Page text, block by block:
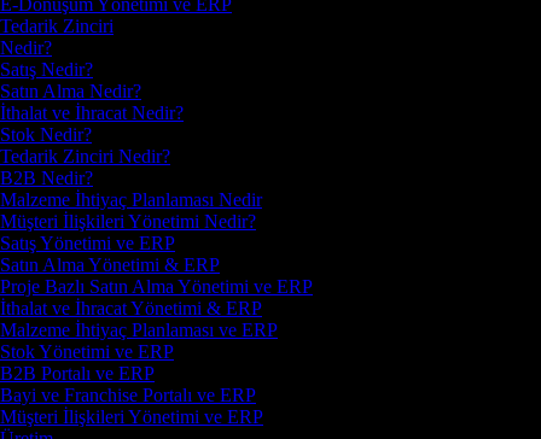
E-Dönüşüm Yönetimi ve ERP
Tedarik Zinciri
Nedir?
Satış Nedir?
Satın Alma Nedir?
İthalat ve İhracat Nedir?
Stok Nedir?
Tedarik Zinciri Nedir?
B2B Nedir?
Malzeme İhtiyaç Planlaması Nedir
Müşteri İlişkileri Yönetimi Nedir?
Satış Yönetimi ve ERP
Satın Alma Yönetimi & ERP
Proje Bazlı Satın Alma Yönetimi ve ERP
İthalat ve İhracat Yönetimi & ERP
Malzeme İhtiyaç Planlaması ve ERP
Stok Yönetimi ve ERP
B2B Portalı ve ERP
Bayi ve Franchise Portalı ve ERP
Müşteri İlişkileri Yönetimi ve ERP